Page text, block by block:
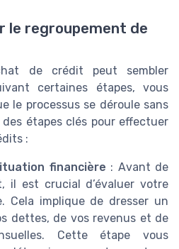
le regroupement de
de crédit peut sembler
certaines étapes, vous
le processus se déroule sans
étapes clés pour effectuer
:
financière : Avant de
il est crucial d’évaluer votre
Cela implique de dresser un
dettes, de vos revenus et de
Cette étape vous